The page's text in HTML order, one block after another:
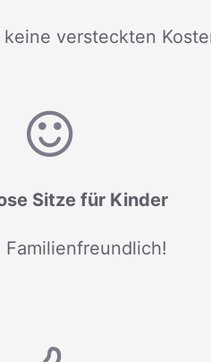
versteckten
Sitze für Kinder
Familienfreundlich!